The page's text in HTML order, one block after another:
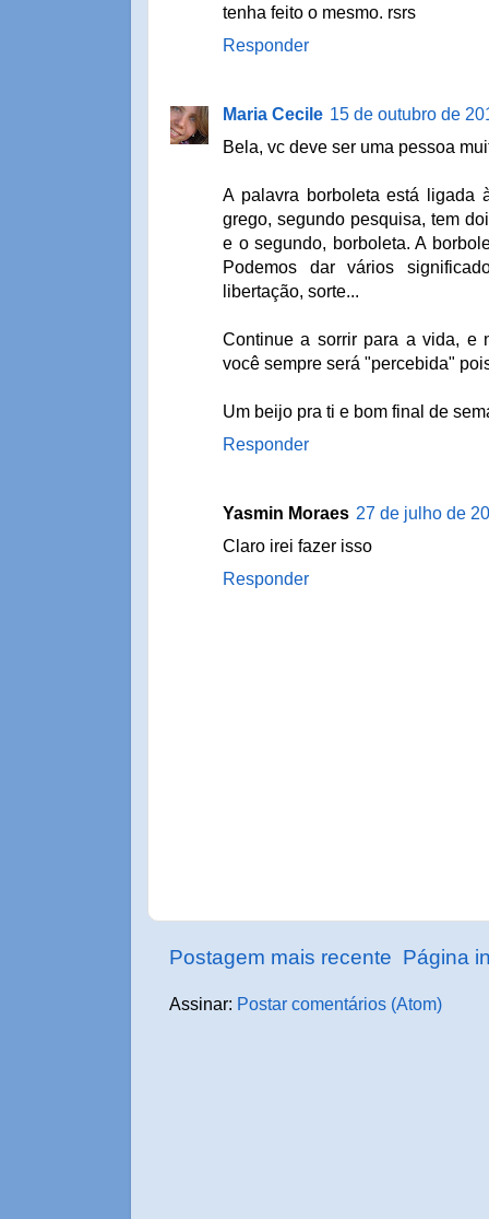
tenha feito o mesmo. rsrs
Responder
Maria Cecile 15 de outubro de
Bela, vc deve ser uma pessoa
A palavra borboleta está ligada
grego, segundo pesquisa, tem
e o segundo, borboleta. A
Podemos dar vários
libertação, sorte...
Continue a sorrir para a vida, e
você sempre será "percebida"
Um beijo pra ti e bom final de
Responder
Yasmin Moraes 27 de julho de
Claro irei fazer isso
Responder
Postagem mais recente Página
Assinar: Postar comentários (Atom)